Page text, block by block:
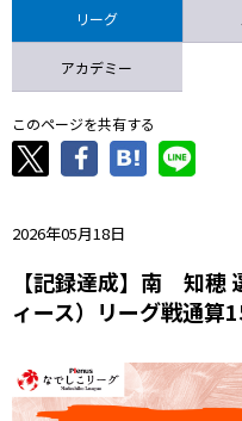
リーグ
アカデミー
このページを共有する
2026年05月18日
【記録達成】南 知穂
ィース）リーグ戦通算